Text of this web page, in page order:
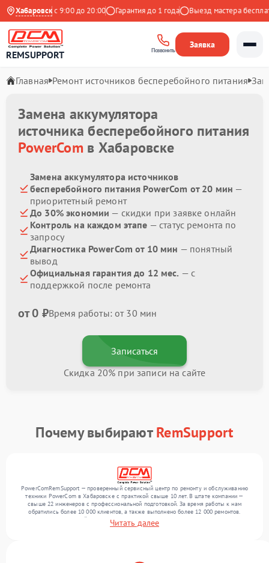
Хабаровск
Ежедневно с 9:00 до 20:00 Гарантия до 1 года Выезд мастера бесплатно
REMSUPPORT Позвонить
Заявка
Главная Ремонт источников бесперебойного питания
Замена аккумулятора
источника бесперебойного питания
PowerComв Хабаровске
Замена аккумулятора источников
бесперебойного питания PowerCom от 20 мин —
приоритетный ремонт
До 30% экономии — скидки при заявке онлайн
Контроль на каждом этапе — статус ремонта по
запросу
Диагностика PowerCom от 10 мин — понятный
вывод
Официальная гарантия до 12 мес. — с
поддержкой после ремонта
от 0 ₽Время работы: от 30 мин
Записаться
Скидка 20% при записи на сайте
Почему выбираютRemSupport
PowerComRemSupport — проверенный сервисный центр по ремонту и обслуживанию
техники PowerCom в Хабаровске с практикой свыше 10 лет. В штате компании —
свыше 22 инженеров с профессиональной подготовкой. За время работы к нам
обратились более 10 000 клиентов, а также выполнено более 12 000 ремонтов.
Ежемесячно в сервисный центр поступает свыше 300 единиц техники, включая , , . Мы
беремся за задачи любой сложности и предлагаем стабильный уровень сервиса
Читать далее